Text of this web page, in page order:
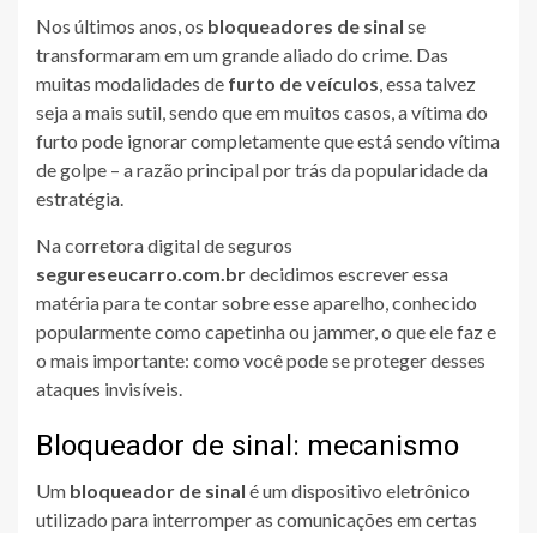
Nos últimos anos, os bloqueadores de sinal se
transformaram em um grande aliado do crime. Das
muitas modalidades de furto de veículos, essa talvez
seja a mais sutil, sendo que em muitos casos, a vítima do
furto pode ignorar completamente que está sendo vítima
de golpe – a razão principal por trás da popularidade da
estratégia.
Na corretora digital de seguros
segureseucarro.com.brdecidimos escrever essa
matéria para te contar sobre esse aparelho, conhecido
popularmente como capetinha ou jammer, o que ele faz e
o mais importante: como você pode se proteger desses
ataques invisíveis.
Bloqueador de sinal: mecanismo
Um bloqueador de sinal é um dispositivo eletrônico
utilizado para interromper as comunicações em certas